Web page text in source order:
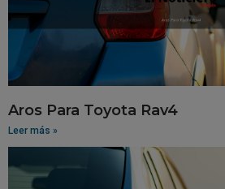
Aros Para Toyota Rav4
Leer más »